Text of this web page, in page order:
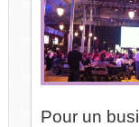
Pour un